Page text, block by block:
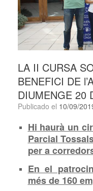
LA II CURSA
BENEFICI DE
DIUMENGE 20
Publicado el 10/09/
Hi haurà un
Parcial
per a
En el
més de 160